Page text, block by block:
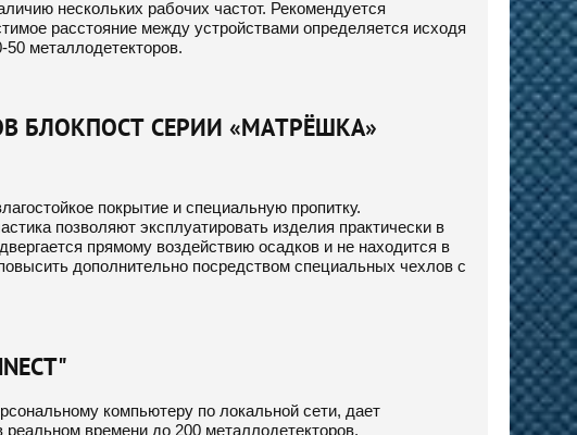
нескольких рабочих частот. Рекомендуется
расстояние между устройствами определяется исходя
металлодетекторов.
БЛОКПОСТ СЕРИИ «МАТРЁШКА»
покрытие и специальную пропитку.
позволяют эксплуатировать изделия практически в
прямому воздействию осадков и не находится в
дополнительно посредством специальных чехлов с
компьютеру по локальной сети, дает
реальном времени до 200 металлодетекторов.